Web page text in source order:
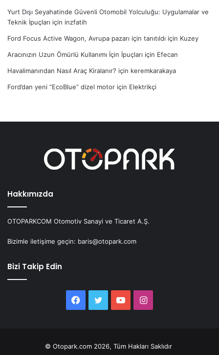
Yurt Dışı Seyahatinde Güvenli Otomobil Yolculuğu: Uygulamalar ve
Teknik İpuçları için inzfatih
Ford Focus Active Wagon, Avrupa pazarı için tanıtıldı için Kuzey
Aracınızın Uzun Ömürlü Kullanımı İçin İpuçları için Efecan
Havalimanından Nasıl Araç Kiralanır? için keremkarakaya
Ford’dan yeni “EcoBlue” dizel motor için Elektrikçi
Hakkımızda
OTOPARKCOM Otomotiv Sanayi ve Ticaret A.Ş.
Bizimle iletişime geçin: baris@otopark.com
Bizi Takip Edin
Facebook
Twitter YouTubeInstagram
© Otopark.com 2026, Tüm Hakları Saklıdır